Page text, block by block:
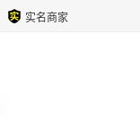
实名商家